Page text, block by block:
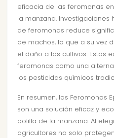
eficacia de las feromonas
la manzana.
de feromonas reduce
de machos, lo que a su vez
el daño a los cultivos. Estos
feromonas como una
los pesticidas químicos
En resumen, las Feromonas
son una solución eficaz y
polilla de la manzana. Al
agricultores no solo